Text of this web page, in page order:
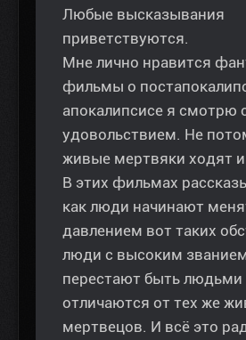
Любые высказывания
приветствуются.
Мне лично нравится
фильмы о
апокалипсисе я смотрю
удовольствием. Не
живые мертвяки ходят и
В этих фильмах
как люди начинают
давлением вот таких
люди с высоким
перестают быть людьми
отличаются от тех же
мертвецов. И всё это